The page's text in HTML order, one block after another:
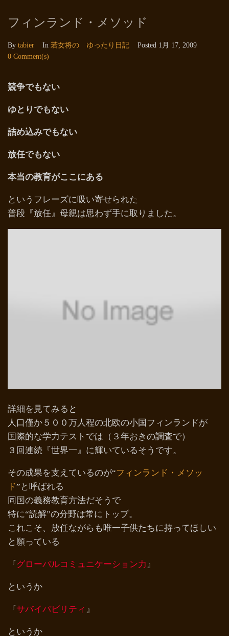
フィンランド・メソッド
By tabier In 若女将の ゆったり日記 Posted 1月 17, 2009
0 Comment(s)
競争でもない
ゆとりでもない
詰め込みでもない
放任でもない
本当の教育がここにある
というフレーズに吸い寄せられた
普段『放任』母親は思わず手に取りました。
詳細を見てみると
人口僅か５００万人程の北欧の小国フィンランドが
国際的な学力テストでは（３年おきの調査で）
３回連続『世界一』に輝いているそうです。
その成果を支えているのが“フィンランド・メソッ
ド”と呼ばれる
同国の義務教育方法だそうで
特に“読解”の分野は常にトップ。
これこそ、放任ながらも唯一子供たちに持ってほしい
と願っている
『 グローバルコミュニケーション力 』
というか
『サバイバビリティ 』
というか